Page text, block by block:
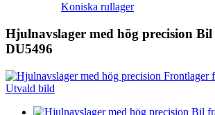
Koniska rullager
Hjulnavslager med hög precision
DU5496